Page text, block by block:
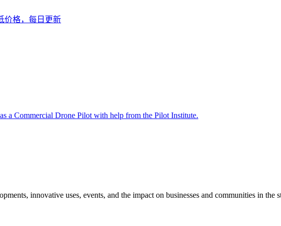
价格，每日更新
innovative uses, events, and the impact on businesses and communities in the